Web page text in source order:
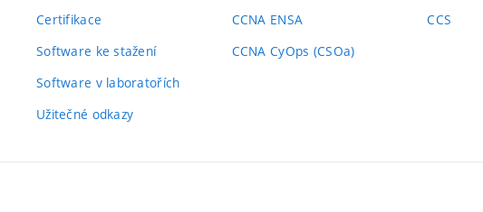
Certifikace
Software ke stažení
Software v laboratořích
Užitečné odkazy
CCNA ENSA
CCNA CyOps (CSOa)
CCS